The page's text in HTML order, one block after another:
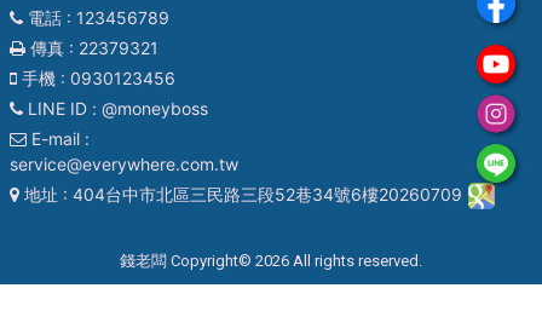
電話: 123456789
傳真: 22379321
手機: 0930123456
LINE ID: @moneyboss
E-mail:
service@everywhere.com.tw
地址 : 404台中市北區三民路三段52巷34號6樓20260709
錢老闆 Copyright© 2026 All rights reserved.